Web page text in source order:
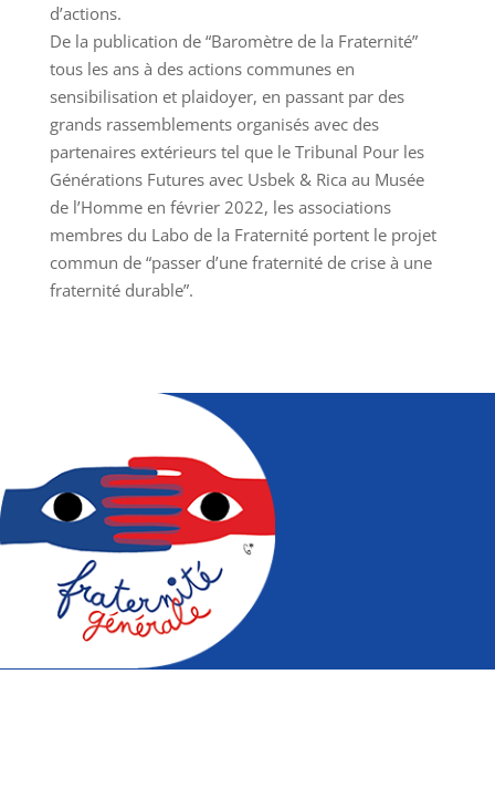
d’actions.
De la publication de “Baromètre de la Fraternité”
tous les ans à des actions communes en
sensibilisation et plaidoyer, en passant par des
grands rassemblements organisés avec des
partenaires extérieurs tel que le Tribunal Pour les
Générations Futures avec Usbek & Rica au Musée
de l’Homme en février 2022, les associations
membres du Labo de la Fraternité portent le projet
commun de “passer d’une fraternité de crise à une
fraternité durable”.